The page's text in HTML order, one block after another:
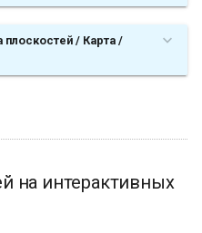
плоскостей / Карта /
на интерактивных